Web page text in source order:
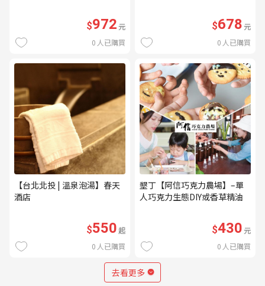
$972元
0 人已購買
$678元
0 人已購買
【台北北投 | 溫泉泡湯】春天
酒店
$550起
0 人已購買
墾丁【阿信巧克力農場】–單
人巧克力生態DIY或香草精油
$430元
0 人已購買
去看更多